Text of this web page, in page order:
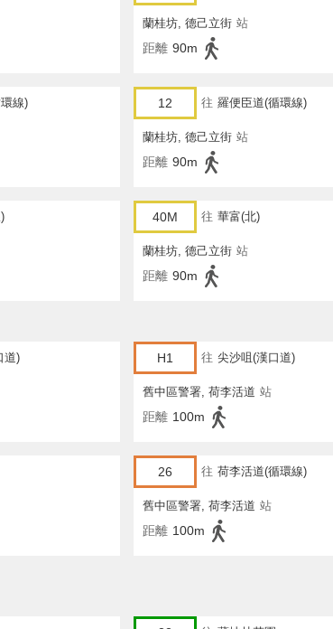
蘭桂坊, 德己立街 站
距離 90m
線) 12 往 羅便臣道(循環線)
蘭桂坊, 德己立街 站
距離 90m
40M 往 華富(北)
蘭桂坊, 德己立街 站
距離 90m
道) H1 往 尖沙咀(漢口道)
舊中區警署, 荷李活道 站
距離 100m
26 往 荷李活道(循環線)
舊中區警署, 荷李活道 站
距離 100m